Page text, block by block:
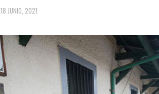
18 JUNIO, 2021